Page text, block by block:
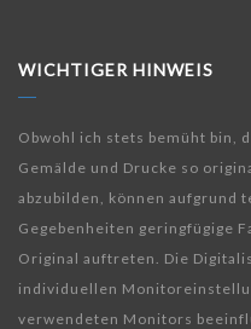
WICHTIGER HINWEIS
Obwohl ich stets bemüht bin,
Gemälde und Drucke so
abzubilden, können aufgrund
Gegebenheiten geringfügige
Original auftreten. Die
individuellen
verwendeten Monitors